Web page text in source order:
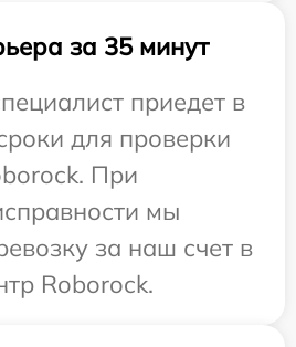
за 35 минут
приедет в
для проверки
При
мы
за наш счет в
Roborock.